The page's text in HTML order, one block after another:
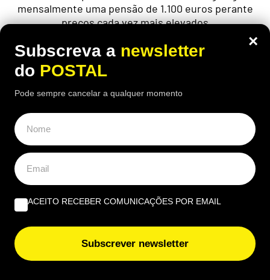
mensalmente uma pensão de 1.100 euros perante
preços cada vez mais elevados
ALGARVE,GASTRONOMIA
“O verdadeiro sabor da Guia”: nesta
×
Subscreva a newsletter
do POSTAL
Pode sempre cancelar a qualquer momento
ACEITO RECEBER COMUNICAÇÕES POR EMAIL
Subscrever newsletter